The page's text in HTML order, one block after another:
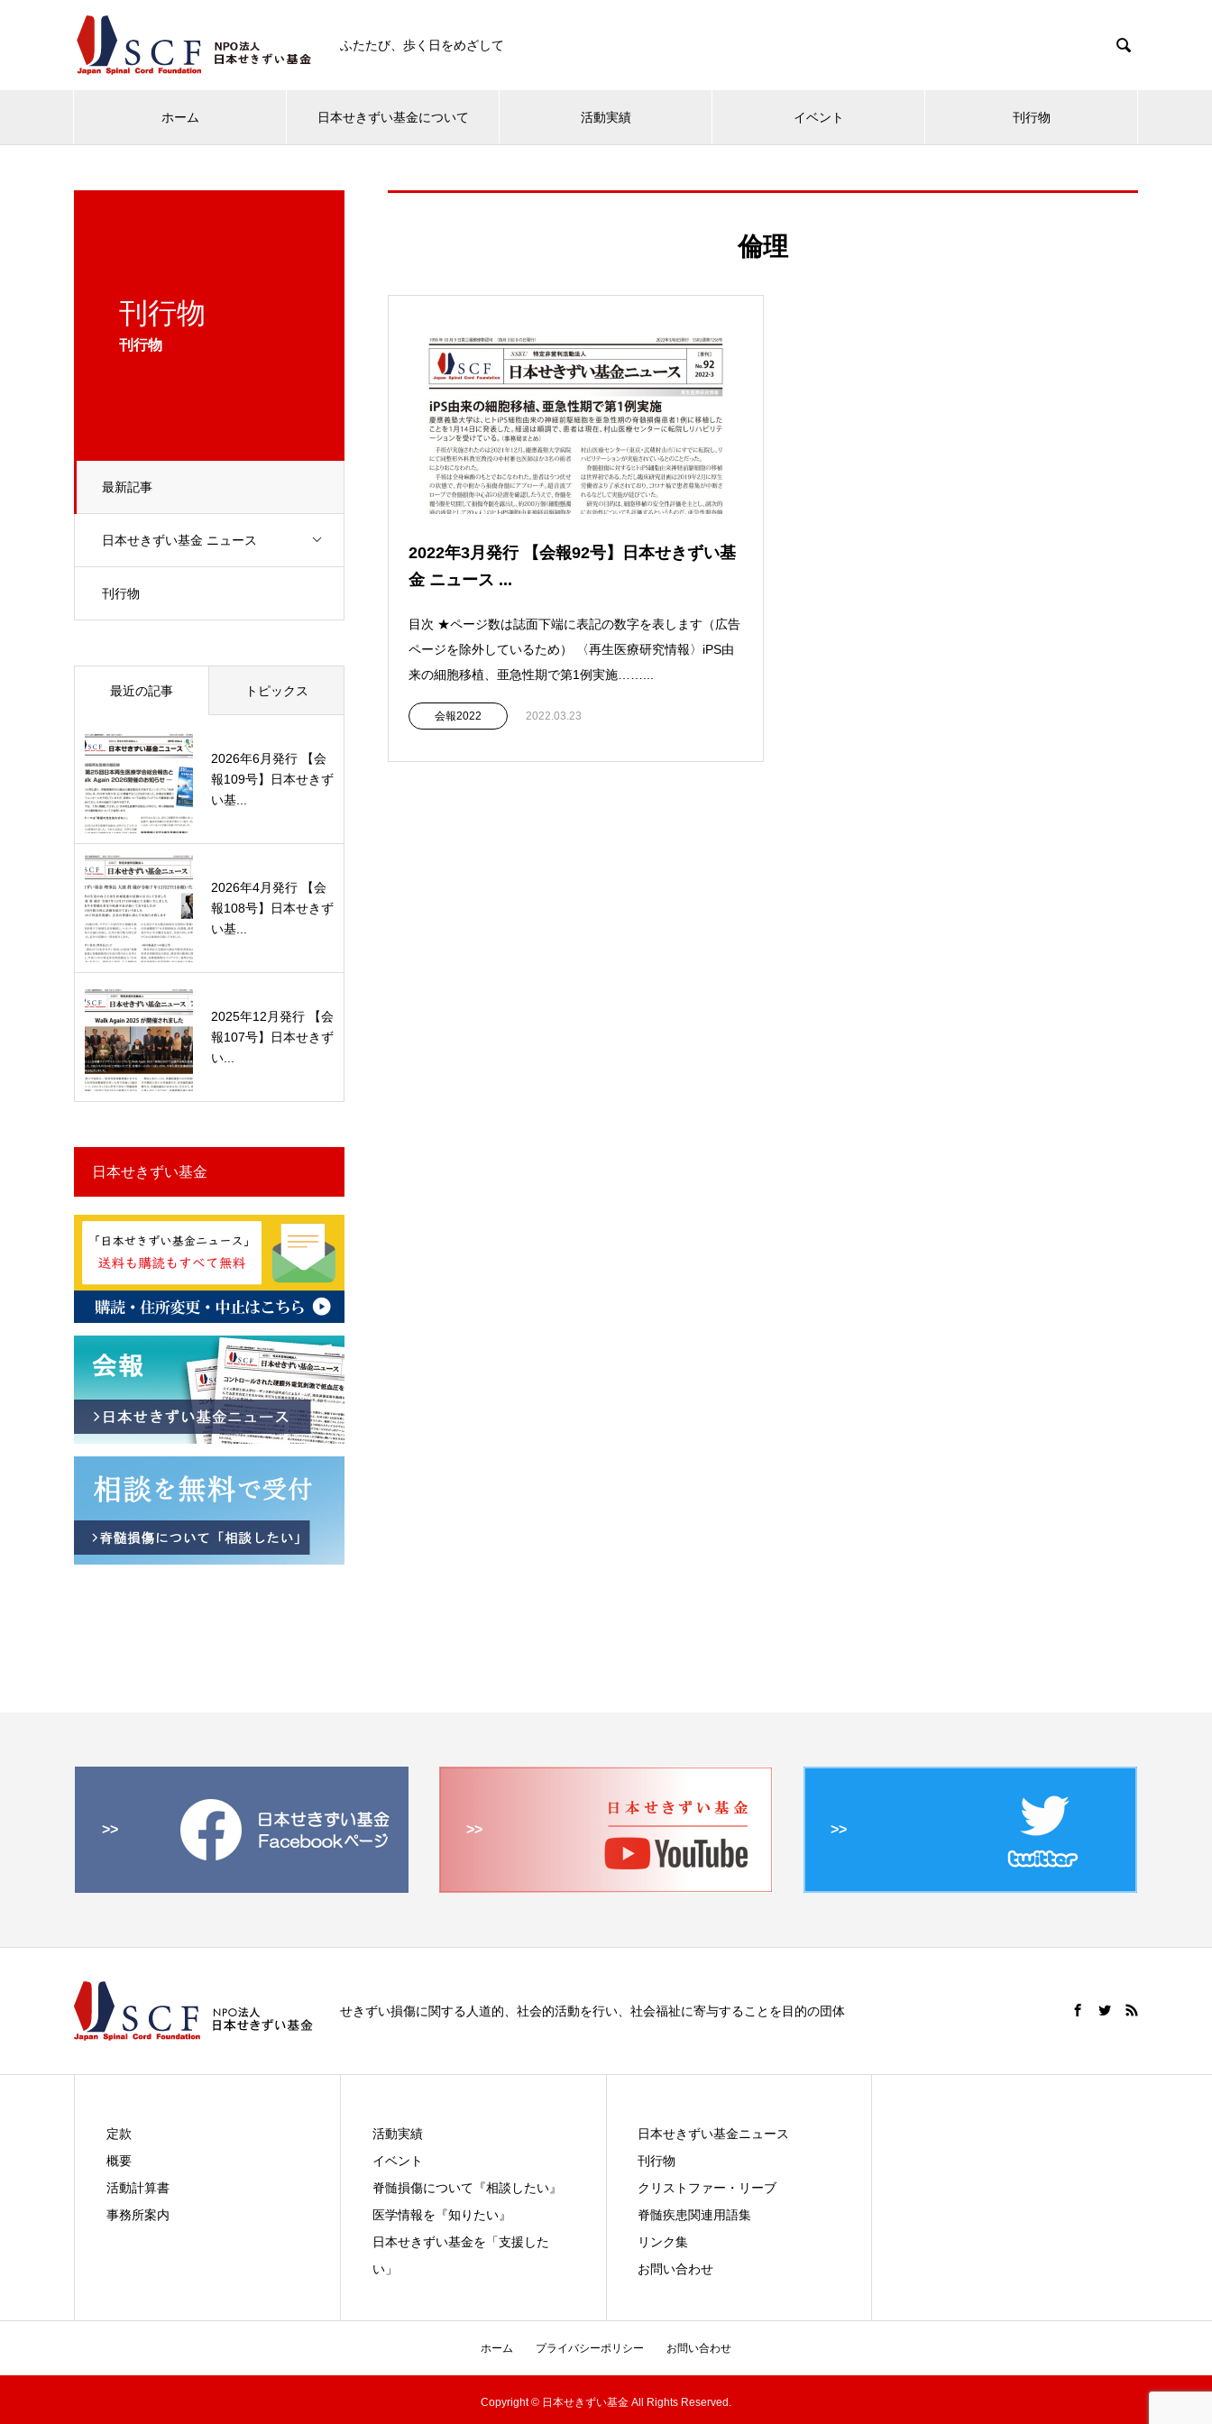
ふたたび、歩く日をめざして 
ホーム 日本せきずい基金について 活動実績 イベント 刊行物
刊行物
刊行物
最新記事
日本せきずい基金 ニュース
刊行物
倫理
2022年3月発行 【会報92号】日本せきずい基
金 ニュース ...
目次 ★ページ数は誌面下端に表記の数字を表します（広告
ページを除外しているため） 〈再生医療研究情報〉iPS由
来の細胞移植、亜急性期で第1例実施……...
会報2022 2022.03.23
最近の記事 トピックス
2026年6月発行 【会
報109号】日本せきず
い基...
2026年4月発行 【会
報108号】日本せきず
い基...
2025年12月発行 【会
報107号】日本せきず
い...
日本せきずい基金
>> >> >>
せきずい損傷に関する人道的、社会的活動を行い、社会福祉に寄与することを目的の団体
定款
概要
活動計算書
事務所案内
活動実績
イベント
脊髄損傷について『相談したい』
医学情報を『知りたい』
日本せきずい基金を「支援した
い」
日本せきずい基金ニュース
刊行物
クリストファー・リーブ
脊髄疾患関連用語集
リンク集
お問い合わせ
ホーム プライバシーポリシー お問い合わせ
Copyright © 日本せきずい基金 All Rights Reserved.